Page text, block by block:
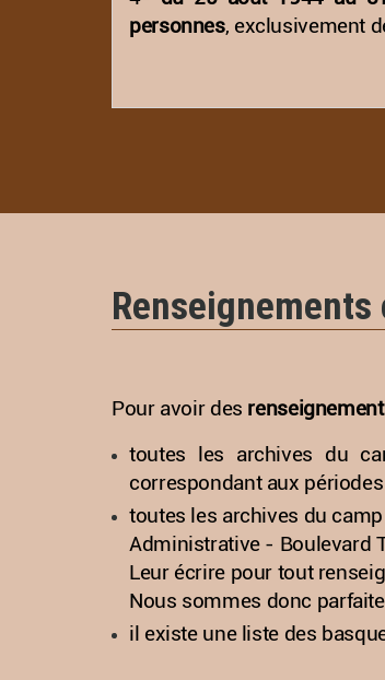
personnes, exclusivement
Pour avoir des
toutes les archives du
correspondant aux
toutes les archives du
Administrative - Boulevard
Leur écrire pour tout
Nous sommes donc
il existe une liste des